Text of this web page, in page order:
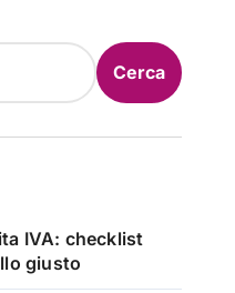
Cerca
IVA: checklist
giusto